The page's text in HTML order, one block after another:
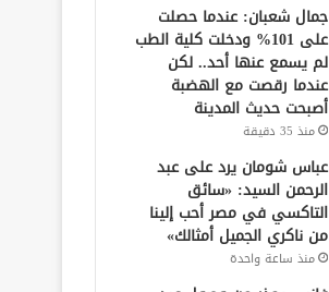
جمال شعبان: عندما حصلت
على 101% ودخلت كلية الطب
لم يسمع عنها أحد.. لكن
عندما رقصت مع الهضبة
أصبحت حديث المدينة
منذ 35 دقيقة
عباس شومان يرد على عبد
الرحمن السيد: «سائق
التاكسي في مصر أحب إلينا
من ناكري الجميل أمثالك»
منذ ساعة واحدة